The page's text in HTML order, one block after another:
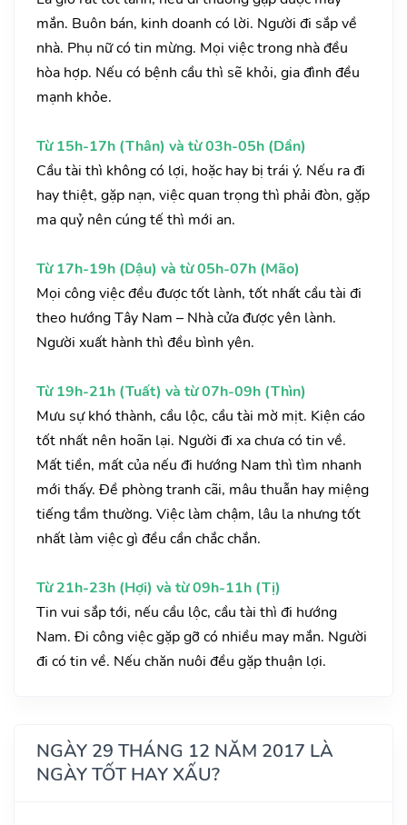
mắn. Buôn bán, kinh doanh có lời. Người đi sắp về
nhà. Phụ nữ có tin mừng. Mọi việc trong nhà đều
hòa hợp. Nếu có bệnh cầu thì sẽ khỏi, gia đình đều
mạnh khỏe.
Từ 15h-17h (Thân) và từ 03h-05h (Dần)
Cầu tài thì không có lợi, hoặc hay bị trái ý. Nếu ra đi
hay thiệt, gặp nạn, việc quan trọng thì phải đòn, gặp
ma quỷ nên cúng tế thì mới an.
Từ 17h-19h (Dậu) và từ 05h-07h (Mão)
Mọi công việc đều được tốt lành, tốt nhất cầu tài đi
theo hướng Tây Nam – Nhà cửa được yên lành.
Người xuất hành thì đều bình yên.
Từ 19h-21h (Tuất) và từ 07h-09h (Thìn)
Mưu sự khó thành, cầu lộc, cầu tài mờ mịt. Kiện cáo
tốt nhất nên hoãn lại. Người đi xa chưa có tin về.
Mất tiền, mất của nếu đi hướng Nam thì tìm nhanh
mới thấy. Đề phòng tranh cãi, mâu thuẫn hay miệng
tiếng tầm thường. Việc làm chậm, lâu la nhưng tốt
nhất làm việc gì đều cần chắc chắn.
Từ 21h-23h (Hợi) và từ 09h-11h (Tị)
Tin vui sắp tới, nếu cầu lộc, cầu tài thì đi hướng
Nam. Đi công việc gặp gỡ có nhiều may mắn. Người
đi có tin về. Nếu chăn nuôi đều gặp thuận lợi.
NGÀY 29 THÁNG 12 NĂM 2017 LÀ
NGÀY TỐT HAY XẤU?